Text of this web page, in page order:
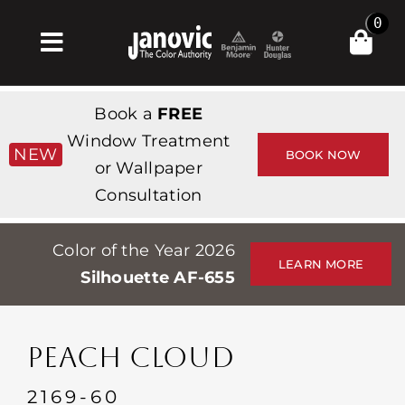
Toggle
Navigation
Products & Services
Магазин
Professionals
Stores
События
0
NEW
Book a FREE
Window Treatment
or Wallpaper
Consultation
BOOK NOW
Color of the Year 2026
Silhouette AF-655
LEARN MORE
PEACH CLOUD
2169-60